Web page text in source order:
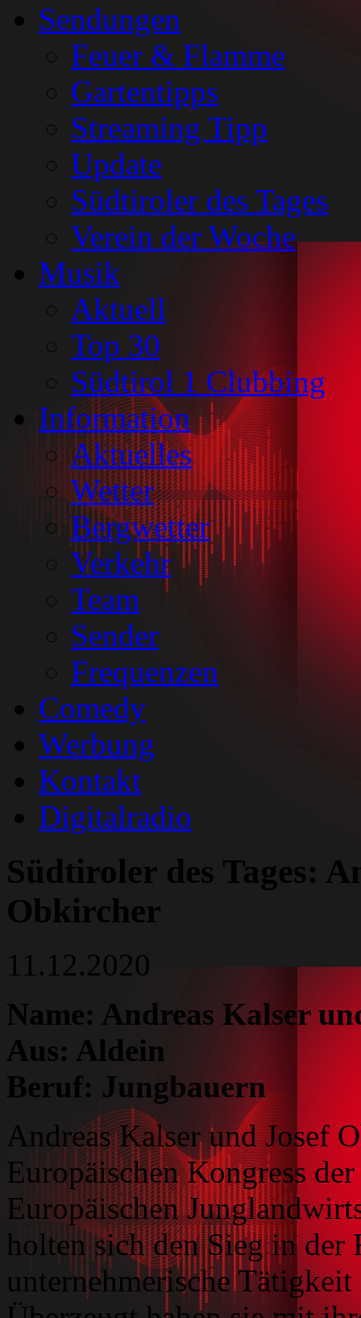
Sendungen
Feuer & Flamme
Gartentipps
Streaming Tipp
Update
Südtiroler des Tages
Verein der Woche
Musik
Aktuell
Top 30
Südtirol 1 Clubbing
Information
Aktuelles
Wetter
Bergwetter
Verkehr
Team
Sender
Frequenzen
Comedy
Werbung
Kontakt
Digitalradio
Südtiroler des Tages:
Obkircher
11.12.2020
Name: Andreas Kalser
Aus: Aldein
Beruf: Jungbauern
Andreas Kalser und Josef
Europäischen Kongress
Europäischen
holten sich den Sieg in
unternehmerische